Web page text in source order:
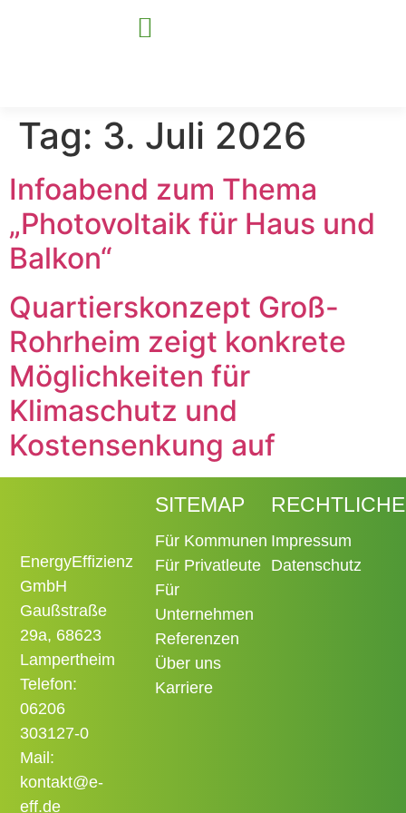
Tag: 3. Juli 2026
Infoabend zum Thema
„Photovoltaik für Haus und
Balkon“
Quartierskonzept Groß-
Rohrheim zeigt konkrete
Möglichkeiten für
Klimaschutz und
Kostensenkung auf
EnergyEffizienz
GmbH
Gaußstraße
29a, 68623
Lampertheim
Telefon:
06206
303127-0
Mail:
kontakt@e-
eff.de
SITEMAP
Für Kommunen
Für Privatleute
Für
Unternehmen
Referenzen
Über uns
Karriere
Impressum
Datenschutz